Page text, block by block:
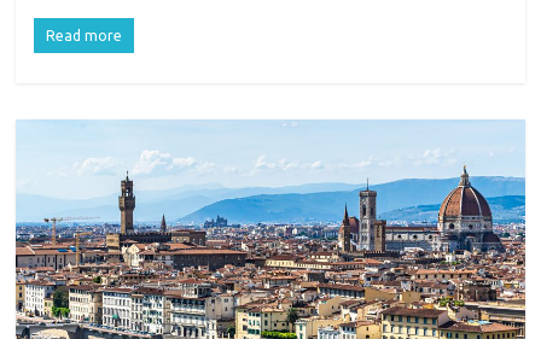
Read more